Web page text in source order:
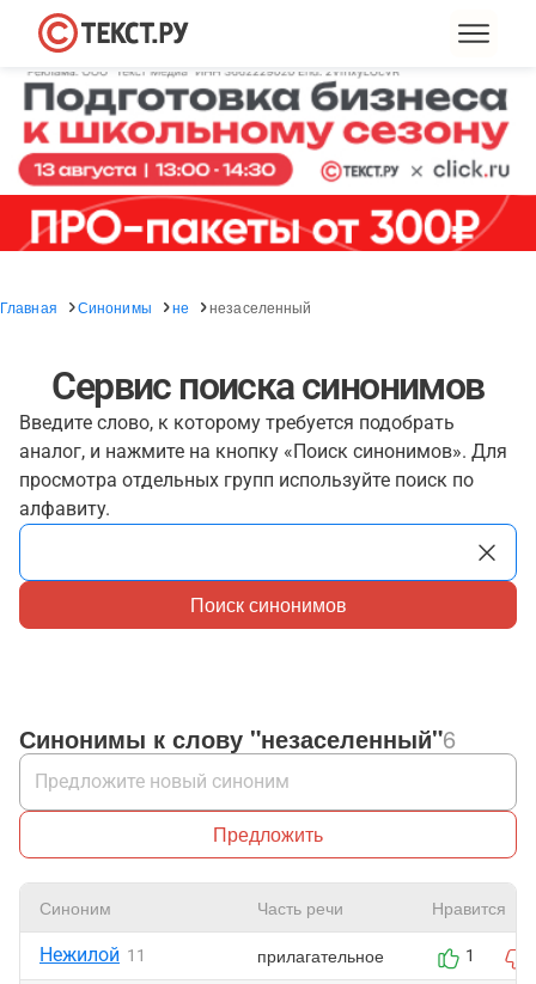
Главная Синонимы не незаселенный
Сервис поиска синонимов
Введите слово, к которому требуется подобрать
аналог, и нажмите на кнопку «Поиск синонимов». Для
просмотра отдельных групп используйте поиск по
алфавиту.
Поиск синонимов
Синонимы к слову "незаселенный"6
Предложить
Синоним Часть речи Нравится
Нежилой 11 прилагательное 1